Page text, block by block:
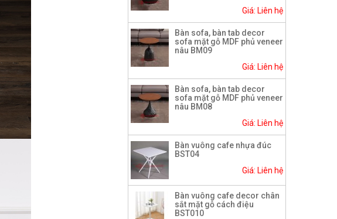
Giá: Liên hệ
Bàn sofa, bàn tab decor
sofa mặt gỗ MDF phủ veneer
nâu BM09
Giá: Liên hệ
Bàn sofa, bàn tab decor
sofa mặt gỗ MDF phủ veneer
nâu BM08
Giá: Liên hệ
Bàn vuông cafe nhựa đúc
BST04
Giá: Liên hệ
Bàn vuông cafe decor chân
sắt mặt gỗ cách điệu
BST010